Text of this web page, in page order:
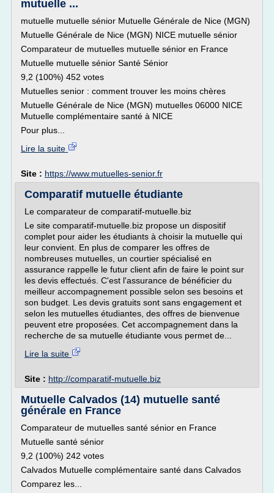
mutuelle ...
mutuelle mutuelle sénior Mutuelle Générale de Nice (MGN)
Mutuelle Générale de Nice (MGN) NICE mutuelle sénior
Comparateur de mutuelles mutuelle sénior en France
Mutuelle mutuelle sénior Santé Sénior
9,2 (100%) 452 votes
Mutuelles senior : comment trouver les moins chères
Mutuelle Générale de Nice (MGN) mutuelles 06000 NICE
Mutuelle complémentaire santé à NICE
Pour plus...
Lire la suite
Site : https://www.mutuelles-senior.fr
Comparatif mutuelle étudiante
Le comparateur de comparatif-mutuelle.biz
Le site comparatif-mutuelle.biz propose un dispositif
complet pour aider les étudiants à choisir la mutuelle qui
leur convient. En plus de comparer les offres de
nombreuses mutuelles, un courtier spécialisé en
assurance rappelle le futur client afin de faire le point sur
les devis effectués. C'est l'assurance de bénéficier du
meilleur accompagnement possible selon ses besoins et
son budget. Les devis gratuits sont sans engagement et
selon les mutuelles étudiantes, des offres de bienvenue
peuvent etre proposées. Cet accompagnement dans la
recherche de sa mutuelle étudiante vous permet de...
Lire la suite
Site : http://comparatif-mutuelle.biz
Mutuelle Calvados (14) mutuelle santé
générale en France
Comparateur de mutuelles santé sénior en France
Mutuelle santé sénior
9,2 (100%) 242 votes
Calvados Mutuelle complémentaire santé dans Calvados
Comparez les...